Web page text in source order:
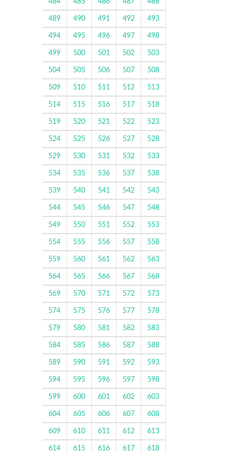
484 485 486 487 488
489 490 491 492 493
494 495 496 497 498
499 500 501 502 503
504 505 506 507 508
509 510 511 512 513
514 515 516 517 518
519 520 521 522 523
524 525 526 527 528
529 530 531 532 533
534 535 536 537 538
539 540 541 542 543
544 545 546 547 548
549 550 551 552 553
554 555 556 557 558
559 560 561 562 563
564 565 566 567 568
569 570 571 572 573
574 575 576 577 578
579 580 581 582 583
584 585 586 587 588
589 590 591 592 593
594 595 596 597 598
599 600 601 602 603
604 605 606 607 608
609 610 611 612 613
614 615 616 617 618